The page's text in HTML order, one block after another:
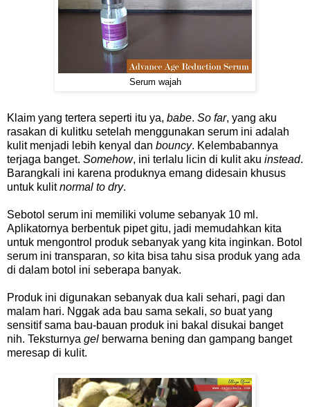
Serum wajah
Klaim yang tertera seperti itu ya, babe. So far, yang aku
rasakan di kulitku setelah menggunakan serum ini adalah
kulit menjadi lebih kenyal dan bouncy. Kelembabannya
terjaga banget. Somehow, ini terlalu licin di kulit aku instead.
Barangkali ini karena produknya emang didesain khusus
untuk kulitnormal to dry.
Sebotol serum ini memiliki volume sebanyak 10 ml.
Aplikatornya berbentuk pipet gitu, jadi memudahkan kita
untuk mengontrol produk sebanyak yang kita inginkan. Botol
serum ini transparan, so kita bisa tahu sisa produk yang ada
di dalam botol ini seberapa banyak.
Produk ini digunakan sebanyak dua kali sehari, pagi dan
malam hari. Nggak ada bau sama sekali, so buat yang
sensitif sama bau-bauan produk ini bakal disukai banget
nih. Teksturnya gel berwarna bening dan gampang banget
meresap di kulit.